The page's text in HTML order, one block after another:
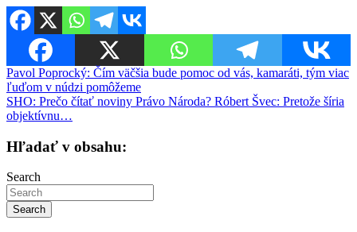
Navigácia
v
článku
Pavol Poprocký: Čím väčšia bude pomoc od vás, kamaráti, tým viac
ľuďom v núdzi pomôžeme
SHO: Prečo čítať noviny Právo Národa? Róbert Švec: Pretože šíria
objektívnu…
Hľadať v obsahu:
Search
Search